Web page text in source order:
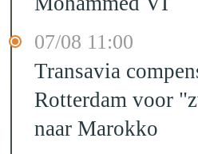
07/08 11:00
Transavia
Rotterdam voor
naar Marokko